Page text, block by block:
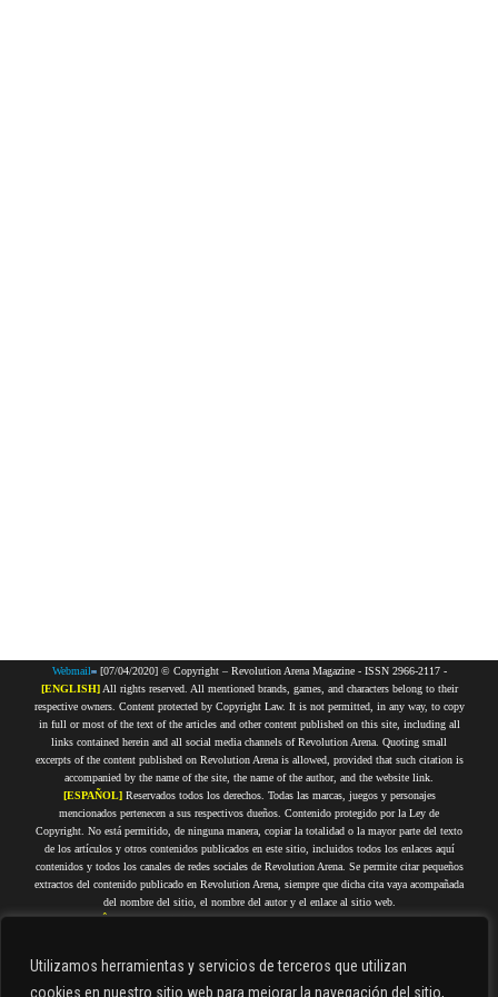
Utilizamos herramientas y servicios de terceros que utilizan
cookies en nuestro sitio web para mejorar la navegación del sitio,
Webmail [07/04/2020] © Copyright – Revolution Arena Magazine - ISSN 2966-2117 -
[ENGLISH]All rights reserved. All mentioned brands, games, and characters belong to their
respective owners. Content protected by Copyright Law. It is not permitted, in any way, to copy
in full or most of the text of the articles and other content published on this site, including all
links contained herein and all social media channels of Revolution Arena. Quoting small
excerpts of the content published on Revolution Arena is allowed, provided that such citation is
accompanied by the name of the site, the name of the author, and the website link.
[ESPAÑOL]Reservados todos los derechos. Todas las marcas, juegos y personajes
mencionados pertenecen a sus respectivos dueños. Contenido protegido por la Ley de
Copyright. No está permitido, de ninguna manera, copiar la totalidad o la mayor parte del texto
de los artículos y otros contenidos publicados en este sitio, incluidos todos los enlaces aquí
contenidos y todos los canales de redes sociales de Revolution Arena. Se permite citar pequeños
extractos del contenido publicado en Revolution Arena, siempre que dicha cita vaya acompañada
del nombre del sitio, el nombre del autor y el enlace al sitio web.
[PORTUGUÊS]Todos os direitos reservados. Todas as marcas, jogos e personagens citados
conteúdos que estejam publicados nesse site, incluindo todos os links aqui contidos e todos os
canais de redes sociais do Revolution Arena. É permitido citar pequenos trechos do conteúdo